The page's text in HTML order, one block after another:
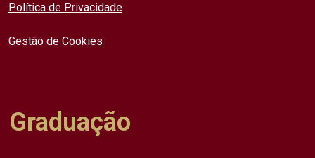
Política de Privacidade
Gestão de Cookies
Graduação